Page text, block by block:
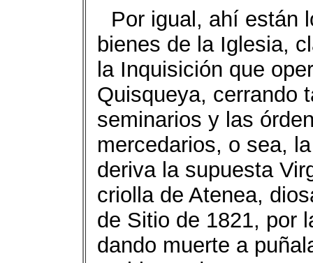
Por igual, ahí están
bienes de la Iglesia,
la Inquisición que
Quisqueya, cerrando
seminarios y las
mercedarios, o sea,
deriva la supuesta
criolla de Atenea,
de Sitio de 1821, por
dando muerte a